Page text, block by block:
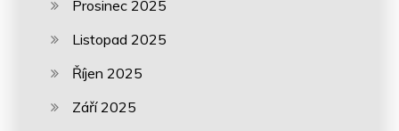
Prosinec 2025
Listopad 2025
Říjen 2025
Září 2025